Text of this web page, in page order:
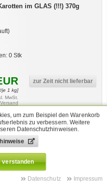
im GLAS (!!!) 370g
)
0Stk
je 1 kg]
MwSt.
Versand
zur Zeit nicht lieferbar
um zum Beispiel den Warenkorb
zu verbessern. Weitere
Datenschutzhinweisen.
verstanden
Datenschutz Impressum